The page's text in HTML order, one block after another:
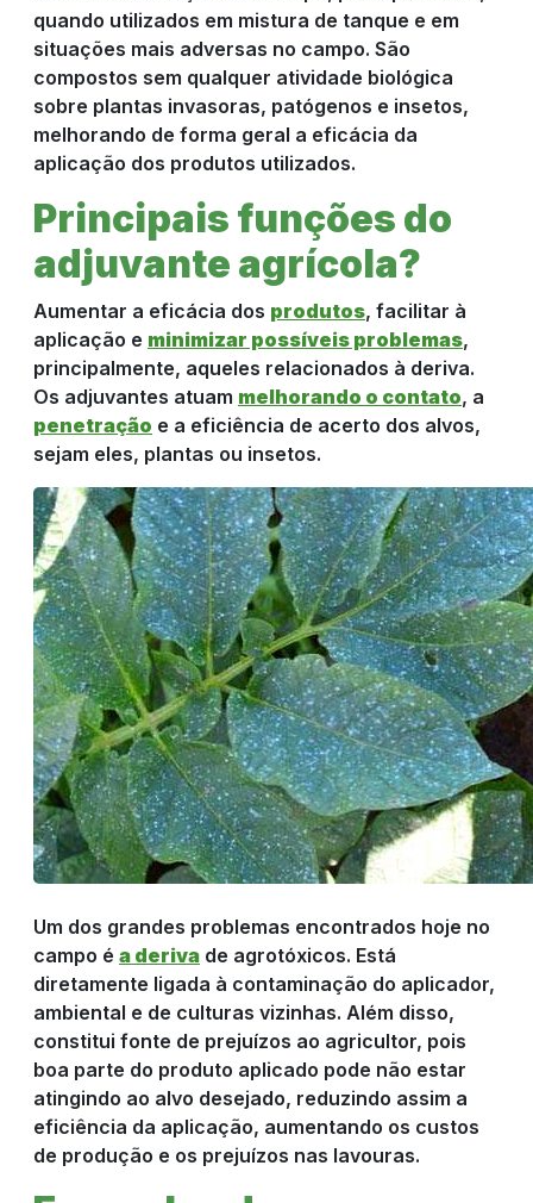
quando utilizados em mistura de tanque e em
situações mais adversas no campo. São
compostos sem qualquer atividade biológica
sobre plantas invasoras, patógenos e insetos,
melhorando de forma geral a eficácia da
aplicação dos produtos utilizados.
Principais funções do
adjuvante agrícola?
Aumentar a eficácia dos produtos, facilitar à
aplicação e minimizar possíveis problemas,
principalmente, aqueles relacionados à deriva.
Os adjuvantes atuam melhorando o contato, a
penetração e a eficiência de acerto dos alvos,
sejam eles, plantas ou insetos.
Um dos grandes problemas encontrados hoje no
campo é a deriva de agrotóxicos. Está
diretamente ligada à contaminação do aplicador,
ambiental e de culturas vizinhas. Além disso,
constitui fonte de prejuízos ao agricultor, pois
boa parte do produto aplicado pode não estar
atingindo ao alvo desejado, reduzindo assim a
eficiência da aplicação, aumentando os custos
de produção e os prejuízos nas lavouras.